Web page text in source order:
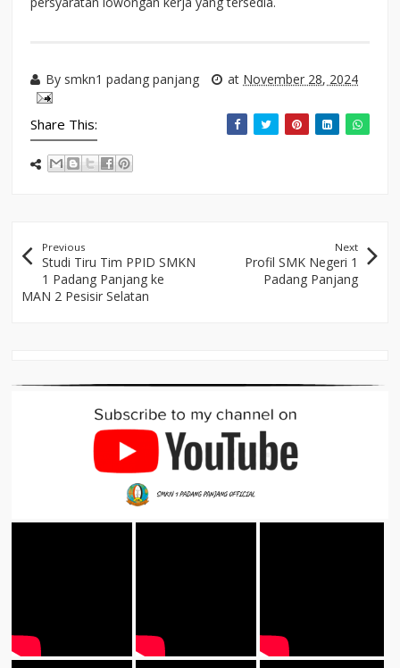
By smkn1 padang panjang at November 28, 2024
Share This:
Previous
Studi Tiru Tim PPID SMKN
1 Padang Panjang ke
MAN 2 Pesisir Selatan
Next
Profil SMK Negeri 1
Padang Panjang